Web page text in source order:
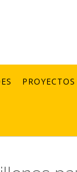
PROYECTOS